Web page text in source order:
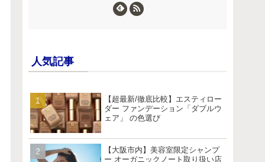
人気記事
【超最新/徹底比較】エスティロー
ダー ファンデーション「ダブルウ
ェア」 の色選び
【大阪市内】美容室限定シャンプ
ー オーガニックノート取り扱い店